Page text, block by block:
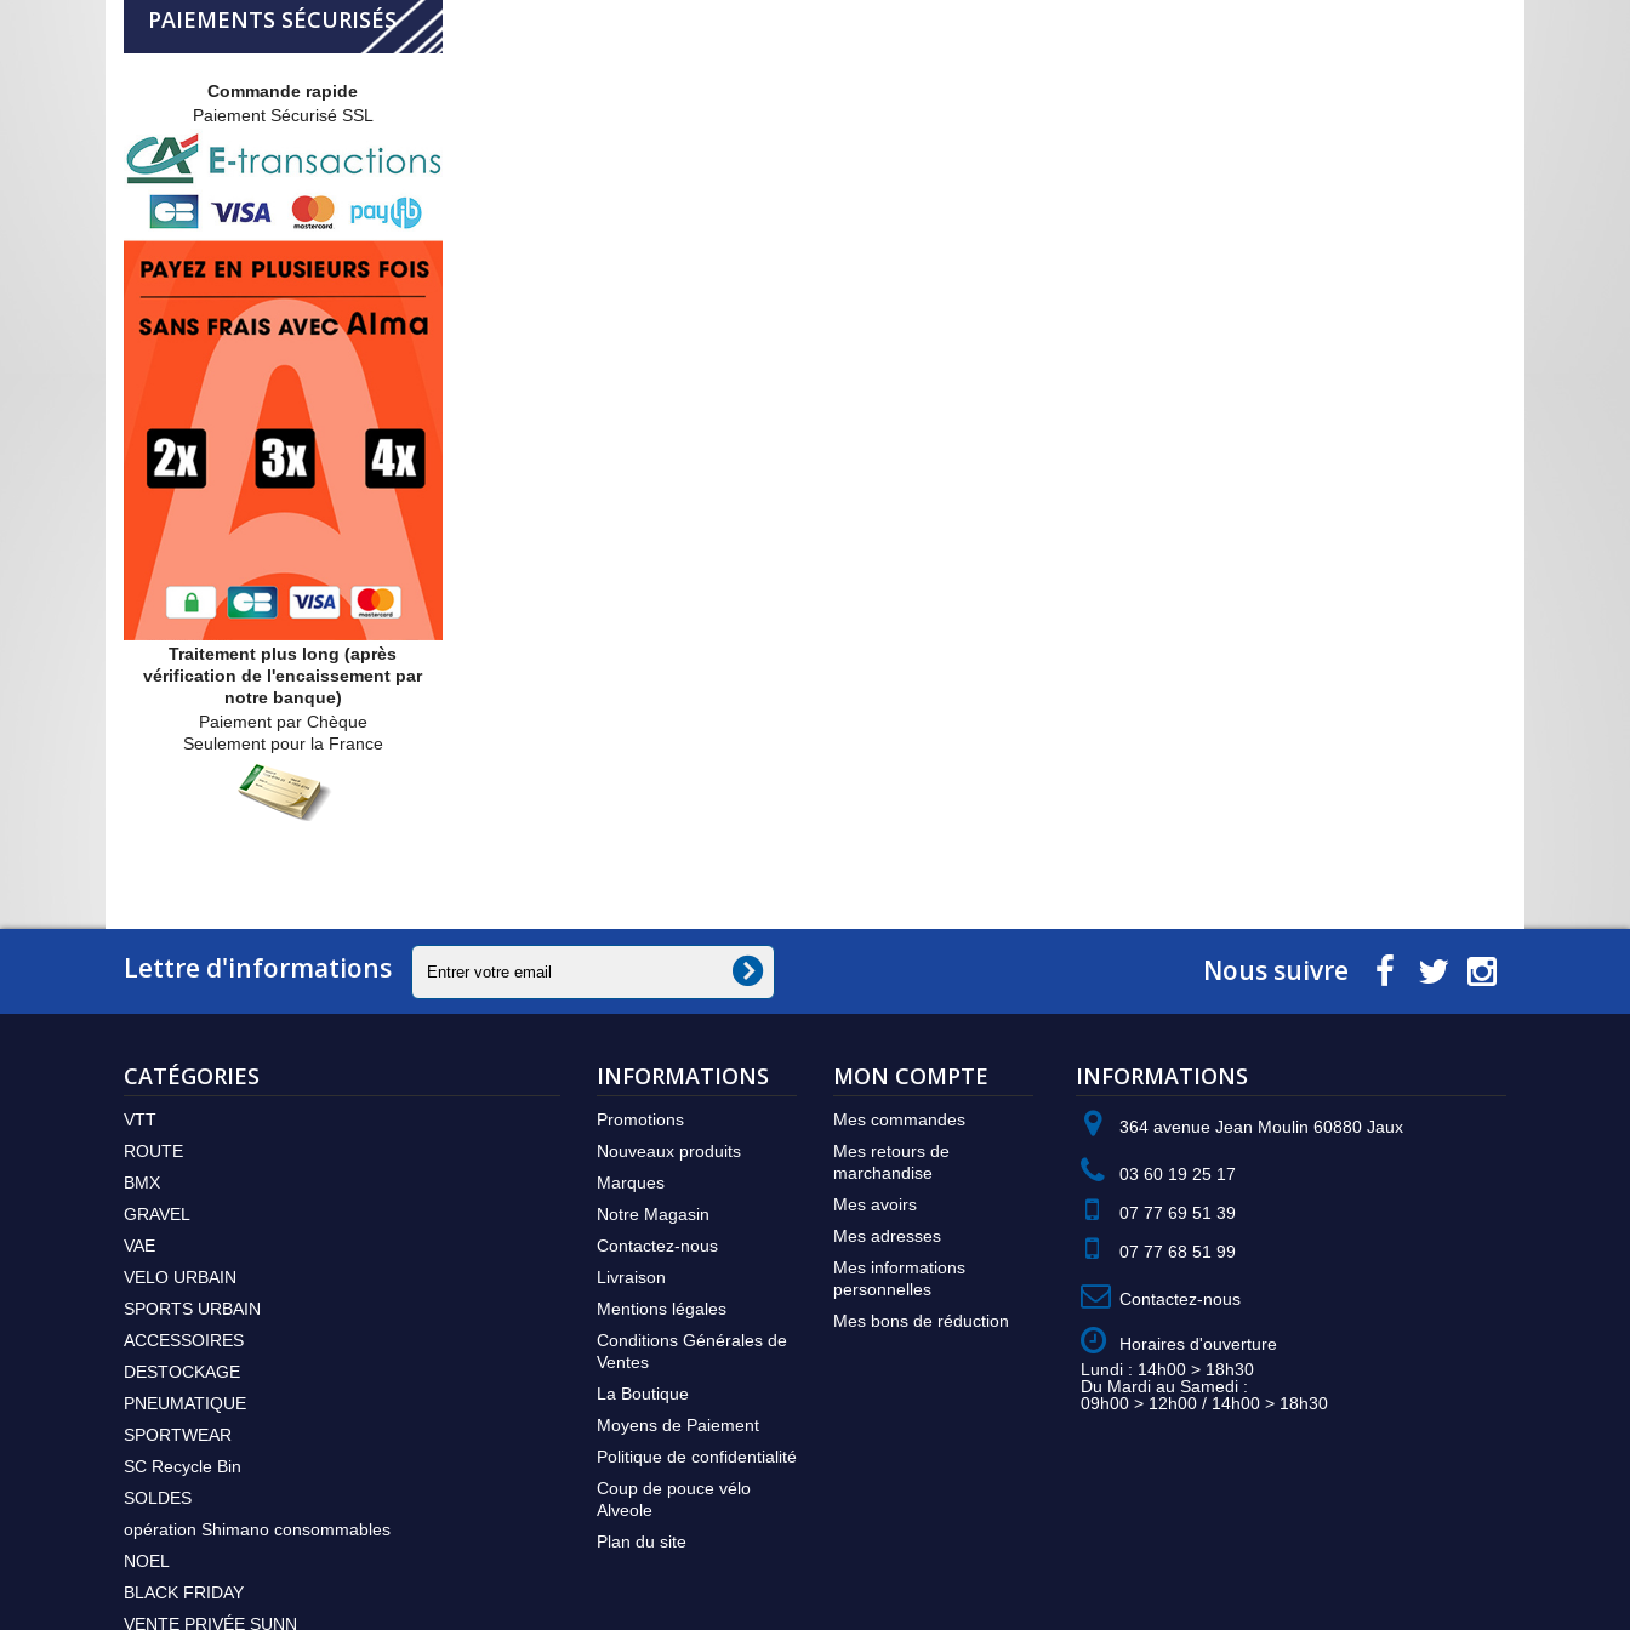
PAIEMENTS SÉCURISÉS
Commande rapide
Paiement Sécurisé SSL
Traitement plus long (après
vérification de l'encaissement par
notre banque)
Paiement par Chèque
Seulement pour la France
Lettre d'informations Nous suivre
CATÉGORIES
VTT
ROUTE
BMX
GRAVEL
VAE
VELO URBAIN
SPORTS URBAIN
ACCESSOIRES
DESTOCKAGE
PNEUMATIQUE
SPORTWEAR
SC Recycle Bin
SOLDES
opération Shimano consommables
NOEL
BLACK FRIDAY
VENTE PRIVÉE SUNN
INFORMATIONS
Promotions
Nouveaux produits
Marques
Notre Magasin
Contactez-nous
Livraison
Mentions légales
Conditions Générales de
Ventes
La Boutique
Moyens de Paiement
Politique de confidentialité
Coup de pouce vélo
Alveole
Plan du site
MON COMPTE
Mes commandes
Mes retours de
marchandise
Mes avoirs
Mes adresses
Mes informations
personnelles
Mes bons de réduction
INFORMATIONS
364 avenue Jean Moulin 60880 Jaux
03 60 19 25 17
07 77 69 51 39
07 77 68 51 99
Contactez-nous
Horaires d'ouverture
Lundi : 14h00 > 18h30
Du Mardi au Samedi :
09h00 > 12h00 / 14h00 > 18h30